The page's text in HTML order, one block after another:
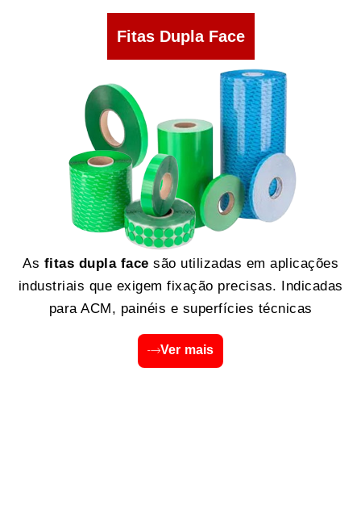
Fitas Dupla Face
As fitas dupla face são utilizadas em aplicações
industriais que exigem fixação precisas. Indicadas
para ACM, painéis e superfícies técnicas
Ver mais